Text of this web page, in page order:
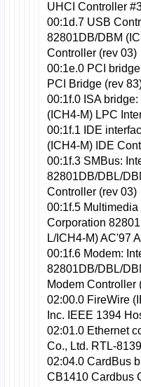
UHCI Controller
00:1d.7 USB
82801DB/DBM
Controller (rev 03)
00:1e.0 PCI
PCI Bridge (rev
00:1f.0 ISA
(ICH4-M) LPC
00:1f.1 IDE
(ICH4-M) IDE
00:1f.3 SMBus:
82801DB/DBL/
Controller (rev 03)
00:1f.5 Multimedia
Corporation
L/ICH4-M) AC'97
00:1f.6 Modem:
82801DB/DBL/
Modem Controller
02:00.0 FireWire
Inc. IEEE 1394
02:01.0 Ethernet
Co., Ltd. RTL-
02:04.0 CardBus
CB1410 Cardbus